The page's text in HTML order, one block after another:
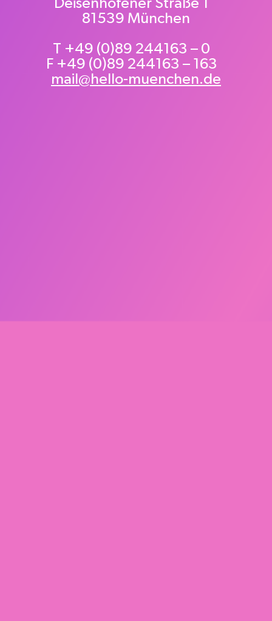
Deisenhofener Straße 1
81539 München
T +49 (0)89 244163 – 0
F +49 (0)89 244163 – 163
mail@hello-muenchen.de